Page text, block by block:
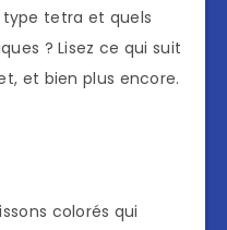
tetra et quels
? Lisez ce qui suit
et bien plus encore.
colorés qui